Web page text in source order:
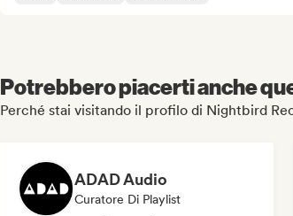
Potrebbero piacerti anche
Perché stai visitando il profilo di Nightbird
ADAD Audio
Curatore Di Playlist